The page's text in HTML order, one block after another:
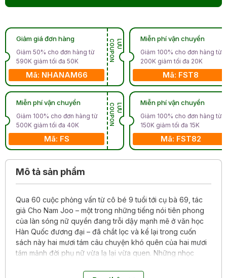
Giảm giá đơn hàng
Giảm 50% cho đơn hàng từ
590K giảm tối đa 50K
Mã: NHANAM66
L
Ư
U
C
O
U
P
O
N
Miễn phí vận chuyển
Giảm 100% cho đơn hàng từ
500K giảm tối đa 40K
Mã: FS
L
Ư
U
C
O
U
P
O
N
Miễn phí vận chuyển
Giảm 100% cho đơn hàng từ
200K giảm tối đa 20K
Mã: FST8
Miễn phí vận chuyển
Giảm 100% cho đơn hàng từ
150K giảm tối đa 15K
Mã: FST82
Mô tả sản phẩm
Qua 60 cuộc phỏng vấn từ cô bé 9 tuổi tới cụ bà 69, tác
giả Cho Nam Joo – một trong những tiếng nói tiên phong
của làn sóng nữ quyền đang trỗi dậy mạnh mẽ ở văn học
Hàn Quốc đương đại – đã chắt lọc và kể lại trong cuốn
sách này hai mươi tám câu chuyện khó quên của hai mươi
tám mảnh đời phụ nữ vừa lạ lại vừa quen. Những nhọc
cuộc chiến không tên họ ngày ngày đối mặt… dường như